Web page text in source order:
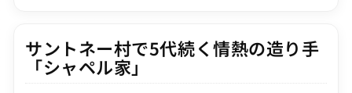
サントネー村で5代続く情熱の造り手
「シャペル家」